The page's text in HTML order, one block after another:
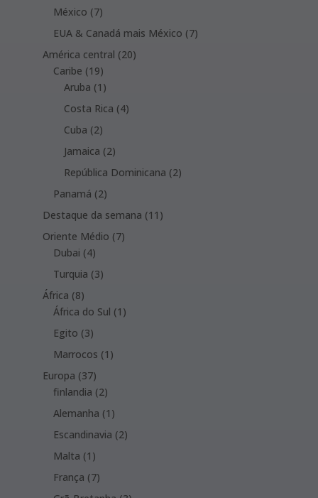
México 77
products
EUA & Canadá mais México 77
América central 2020
Caribe 1919
products
Aruba 1 1
product
Costa Rica 44
Cuba 22
products
Jamaica 22
products
República Dominicana 22
Panamá 22
Destaque da semana 11 11
Oriente Médio 77
Dubai 44
products
Turquia 33
África 88
products
África do Sul 1 1
Egito 33
products
Marrocos 1 1
Europa 3737
products
finlandia 22
products
Alemanha 1 1
product
Escandinavia 22
Malta 1 1
product
França 77
products